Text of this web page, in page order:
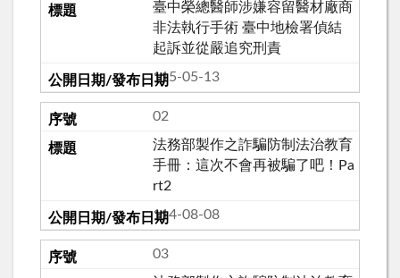
臺中榮總醫師涉嫌容留醫材廠商
非法執行手術 臺中地檢署偵結
起訴並從嚴追究刑責
115-05-13
02
法務部製作之詐騙防制法治教育
手冊：這次不會再被騙了吧！Pa
rt2
114-08-08
03